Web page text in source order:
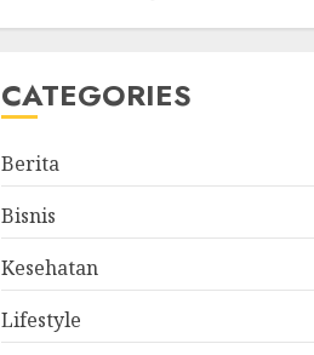
CATEGORIES
Berita
Bisnis
Kesehatan
Lifestyle